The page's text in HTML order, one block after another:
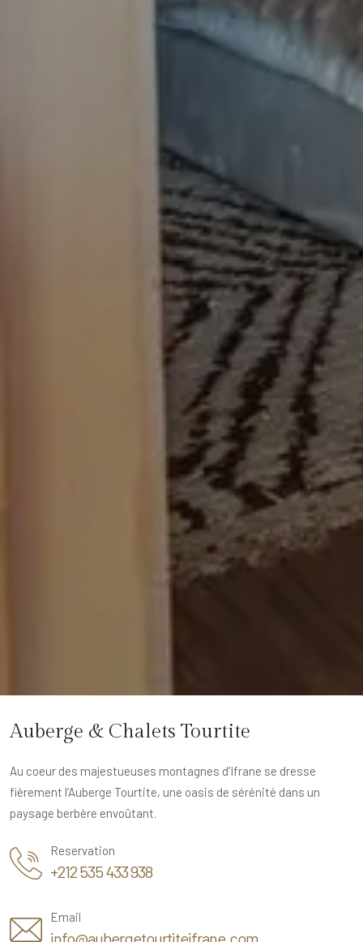
Auberge & Chalets Tourtite
Au coeur des majestueuses montagnes d’Ifrane se dresse
fièrement l’Auberge Tourtite, une oasis de sérénité dans un
paysage berbère envoûtant.
Reservation
+212 535 433 938
Email